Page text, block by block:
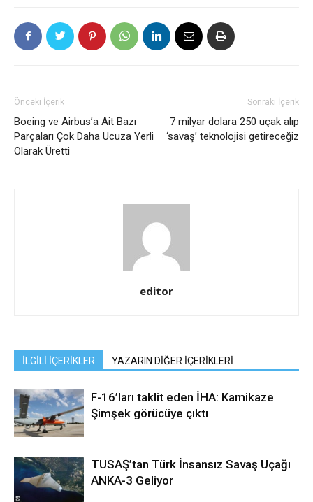
Önceki İçerik
Boeing ve Airbus’a Ait Bazı
Parçaları Çok Daha Ucuza Yerli
Olarak Üretti
Sonraki İçerik
7 milyar dolara 250 uçak alıp
‘savaş’ teknolojisi getireceğiz
editor
İLGİLİ İÇERİKLER YAZARIN DİĞER İÇERİKLERİ
F-16’ları taklit eden İHA: Kamikaze
Şimşek görücüye çıktı
TUSAŞ’tan Türk İnsansız Savaş Uçağı
ANKA-3 Geliyor